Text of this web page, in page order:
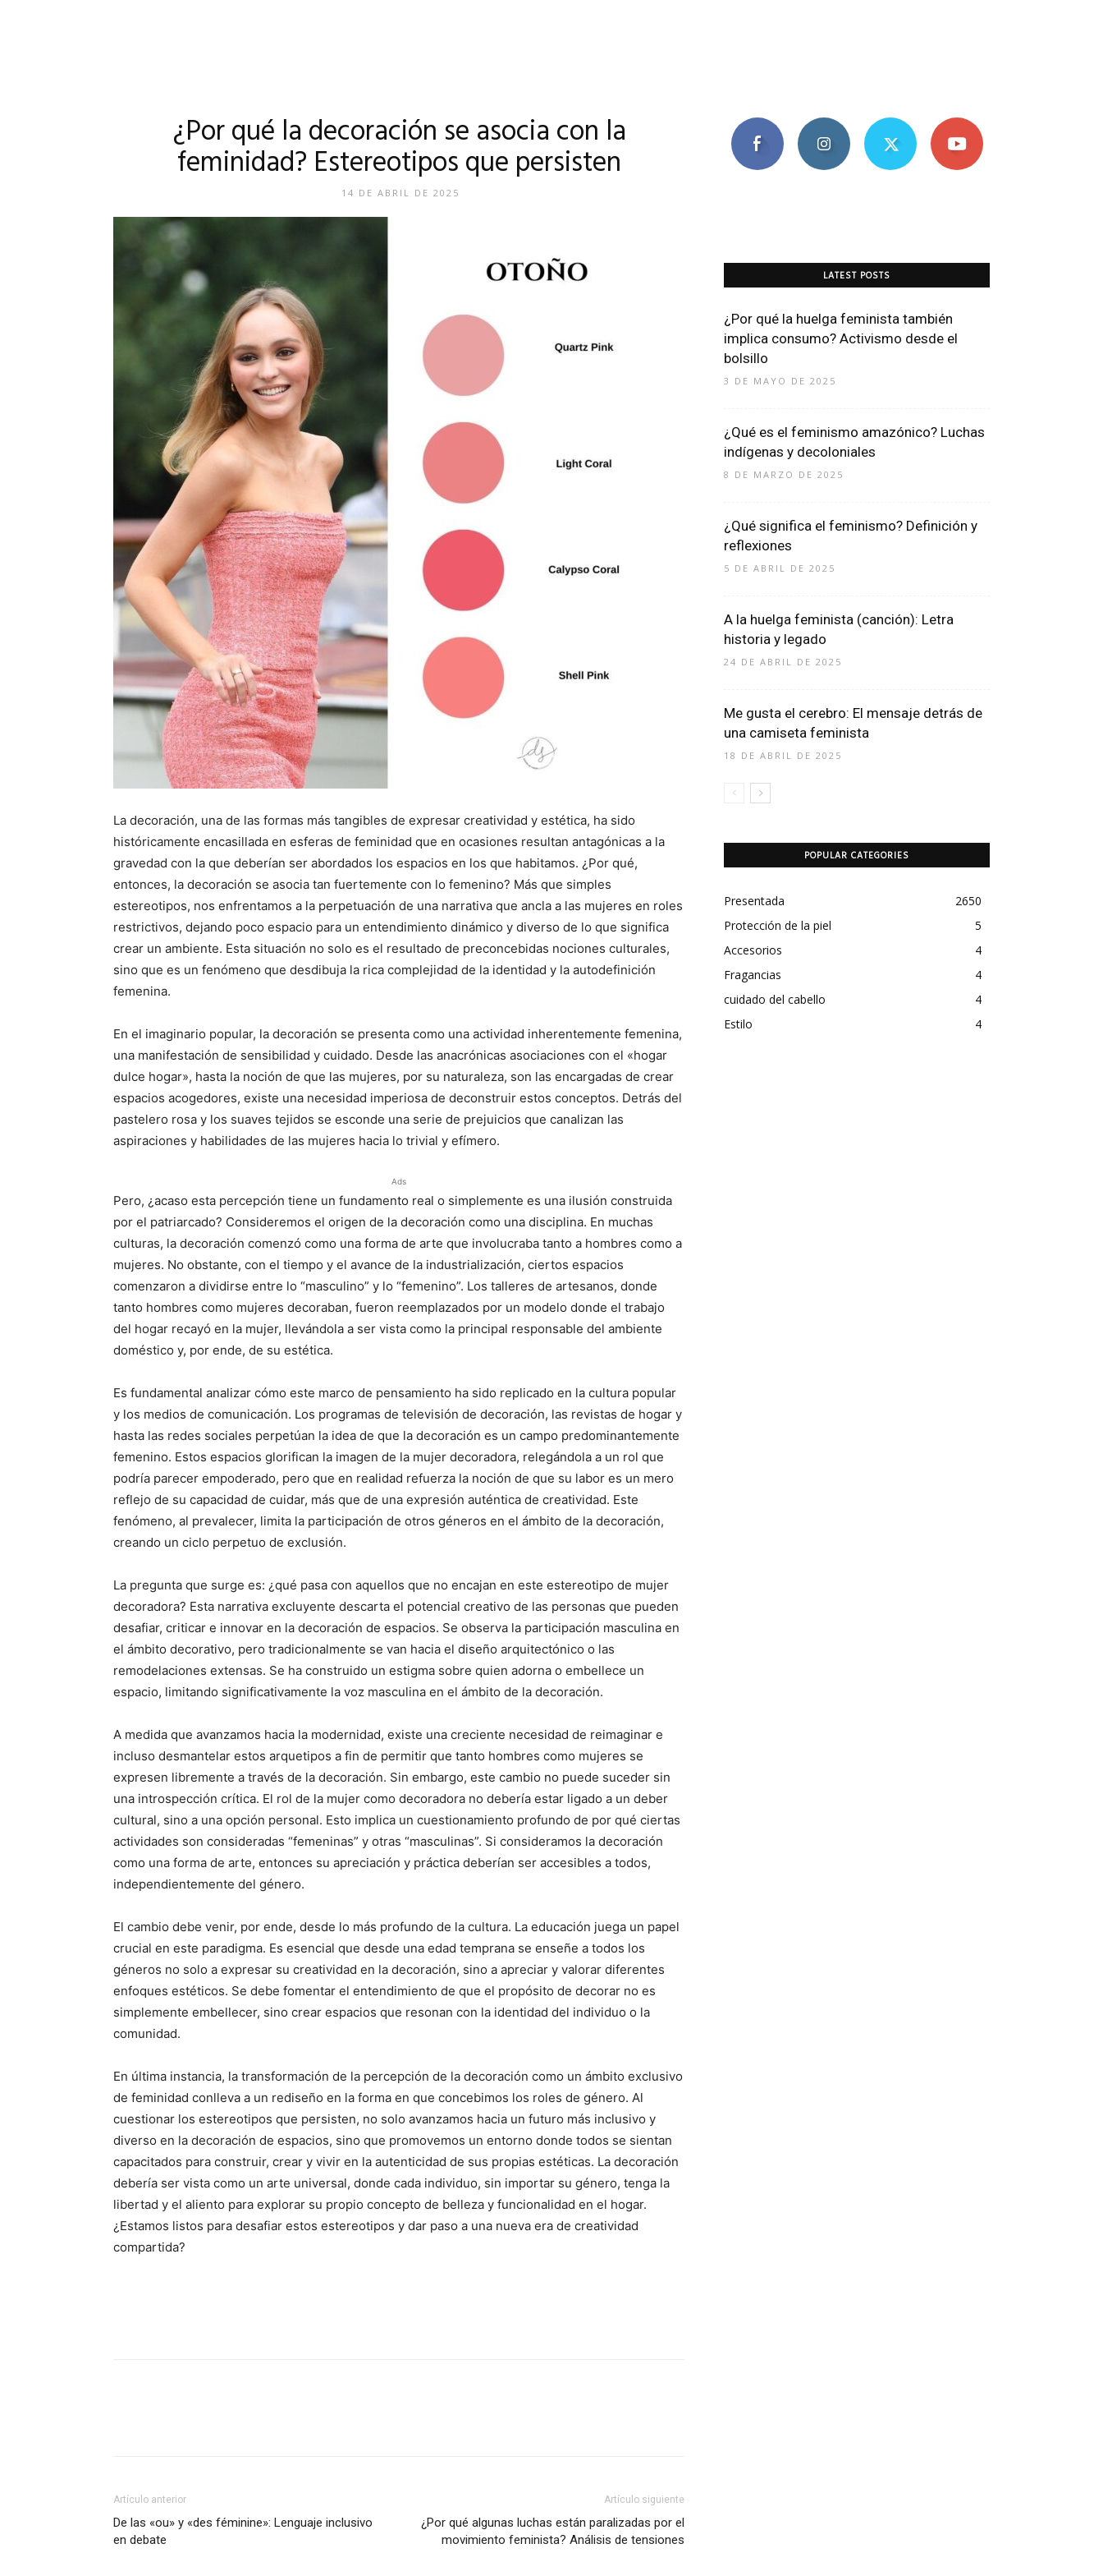
¿Por qué la decoración se asocia con la
feminidad? Estereotipos que persisten
14 DE ABRIL DE 2025
La decoración, una de las formas más tangibles de expresar creatividad y estética, ha sido
históricamente encasillada en esferas de feminidad que en ocasiones resultan antagónicas a la
gravedad con la que deberían ser abordados los espacios en los que habitamos. ¿Por qué,
entonces, la decoración se asocia tan fuertemente con lo femenino? Más que simples
estereotipos, nos enfrentamos a la perpetuación de una narrativa que ancla a las mujeres en roles
restrictivos, dejando poco espacio para un entendimiento dinámico y diverso de lo que significa
crear un ambiente. Esta situación no solo es el resultado de preconcebidas nociones culturales,
sino que es un fenómeno que desdibuja la rica complejidad de la identidad y la autodefinición
femenina.
En el imaginario popular, la decoración se presenta como una actividad inherentemente femenina,
una manifestación de sensibilidad y cuidado. Desde las anacrónicas asociaciones con el «hogar
dulce hogar», hasta la noción de que las mujeres, por su naturaleza, son las encargadas de crear
espacios acogedores, existe una necesidad imperiosa de deconstruir estos conceptos. Detrás del
pastelero rosa y los suaves tejidos se esconde una serie de prejuicios que canalizan las
aspiraciones y habilidades de las mujeres hacia lo trivial y efímero.
Ads
Pero, ¿acaso esta percepción tiene un fundamento real o simplemente es una ilusión construida
por el patriarcado? Consideremos el origen de la decoración como una disciplina. En muchas
culturas, la decoración comenzó como una forma de arte que involucraba tanto a hombres como a
mujeres. No obstante, con el tiempo y el avance de la industrialización, ciertos espacios
comenzaron a dividirse entre lo “masculino” y lo “femenino”. Los talleres de artesanos, donde
tanto hombres como mujeres decoraban, fueron reemplazados por un modelo donde el trabajo
del hogar recayó en la mujer, llevándola a ser vista como la principal responsable del ambiente
doméstico y, por ende, de su estética.
Es fundamental analizar cómo este marco de pensamiento ha sido replicado en la cultura popular
y los medios de comunicación. Los programas de televisión de decoración, las revistas de hogar y
hasta las redes sociales perpetúan la idea de que la decoración es un campo predominantemente
femenino. Estos espacios glorifican la imagen de la mujer decoradora, relegándola a un rol que
podría parecer empoderado, pero que en realidad refuerza la noción de que su labor es un mero
reflejo de su capacidad de cuidar, más que de una expresión auténtica de creatividad. Este
fenómeno, al prevalecer, limita la participación de otros géneros en el ámbito de la decoración,
creando un ciclo perpetuo de exclusión.
La pregunta que surge es: ¿qué pasa con aquellos que no encajan en este estereotipo de mujer
decoradora? Esta narrativa excluyente descarta el potencial creativo de las personas que pueden
desafiar, criticar e innovar en la decoración de espacios. Se observa la participación masculina en
el ámbito decorativo, pero tradicionalmente se van hacia el diseño arquitectónico o las
remodelaciones extensas. Se ha construido un estigma sobre quien adorna o embellece un
espacio, limitando significativamente la voz masculina en el ámbito de la decoración.
A medida que avanzamos hacia la modernidad, existe una creciente necesidad de reimaginar e
incluso desmantelar estos arquetipos a fin de permitir que tanto hombres como mujeres se
expresen libremente a través de la decoración. Sin embargo, este cambio no puede suceder sin
una introspección crítica. El rol de la mujer como decoradora no debería estar ligado a un deber
cultural, sino a una opción personal. Esto implica un cuestionamiento profundo de por qué ciertas
actividades son consideradas “femeninas” y otras “masculinas”. Si consideramos la decoración
como una forma de arte, entonces su apreciación y práctica deberían ser accesibles a todos,
independientemente del género.
El cambio debe venir, por ende, desde lo más profundo de la cultura. La educación juega un papel
crucial en este paradigma. Es esencial que desde una edad temprana se enseñe a todos los
géneros no solo a expresar su creatividad en la decoración, sino a apreciar y valorar diferentes
enfoques estéticos. Se debe fomentar el entendimiento de que el propósito de decorar no es
simplemente embellecer, sino crear espacios que resonan con la identidad del individuo o la
comunidad.
En última instancia, la transformación de la percepción de la decoración como un ámbito exclusivo
de feminidad conlleva a un rediseño en la forma en que concebimos los roles de género. Al
cuestionar los estereotipos que persisten, no solo avanzamos hacia un futuro más inclusivo y
diverso en la decoración de espacios, sino que promovemos un entorno donde todos se sientan
capacitados para construir, crear y vivir en la autenticidad de sus propias estéticas. La decoración
debería ser vista como un arte universal, donde cada individuo, sin importar su género, tenga la
libertad y el aliento para explorar su propio concepto de belleza y funcionalidad en el hogar.
¿Estamos listos para desafiar estos estereotipos y dar paso a una nueva era de creatividad
compartida?
Artículo anterior
De las «ou» y «des féminine»: Lenguaje inclusivo
en debate
Artículo siguiente
¿Por qué algunas luchas están paralizadas por el
movimiento feminista? Análisis de tensiones
LATEST POSTS
¿Por qué la huelga feminista también
implica consumo? Activismo desde el
bolsillo
3 DE MAYO DE 2025
¿Qué es el feminismo amazónico? Luchas
indígenas y decoloniales
8 DE MARZO DE 2025
¿Qué significa el feminismo? Definición y
reflexiones
5 DE ABRIL DE 2025
A la huelga feminista (canción): Letra
historia y legado
24 DE ABRIL DE 2025
Me gusta el cerebro: El mensaje detrás de
una camiseta feminista
18 DE ABRIL DE 2025
POPULAR CATEGORIES
Presentada
2650
Protección de la piel
5
Accesorios
4
Fragancias
4
cuidado del cabello
4
Estilo
4